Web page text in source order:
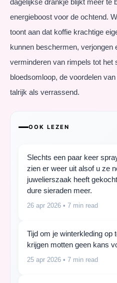
energieboost voor de ochtend.
toont aan dat koffie krachtige
kunnen beschermen, verjongen
verminderen van rimpels tot het
bloedsomloop, de voordelen
talrijk als verrassend.
OOK LEZEN
Slechts een paar keer
zien er weer uit alsof u ze
juwelierszaak heeft
dure sieraden meer.
26 apr 2026 • 7 min read
Tijd om je winterkleding op
krijgen motten geen kans
25 apr 2026 • 7 min read